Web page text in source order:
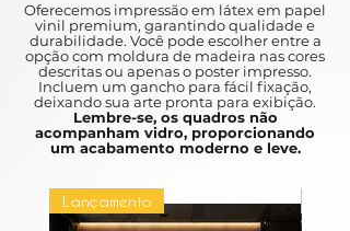
Oferecemos impressão em látex em papel
vinil premium, garantindo qualidade e
durabilidade. Você pode escolher entre a
opção com moldura de madeira nas cores
descritas ou apenas o poster impresso.
Incluem um gancho para fácil fixação,
deixando sua arte pronta para exibição.
Lembre-se, os quadros não
acompanham vidro, proporcionando
um acabamento moderno e leve.
Lançamento